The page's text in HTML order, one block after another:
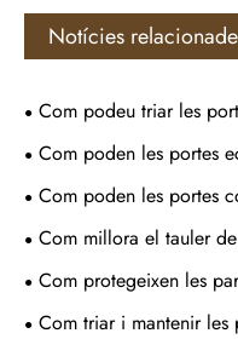
Notícies
Com podeu triar les
Com poden les portes
llar?
Com poden les portes
el vostre espai i millorar
Com millora el tauler
higiene i la durabilitat als
Com protegeixen les
allargan la vida útil de la
Com triar i mantenir les